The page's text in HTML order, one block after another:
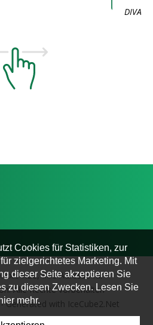
DIVA
KLC, Ihre Adresse für
Alle Rechte vorbehalten
Generated with IceCube2.Net
Cookies für Statistiken, zur
zielgerichtetes Marketing. Mit
dieser Seite akzeptieren Sie
zu diesen Zwecken. Lesen Sie
hier mehr.